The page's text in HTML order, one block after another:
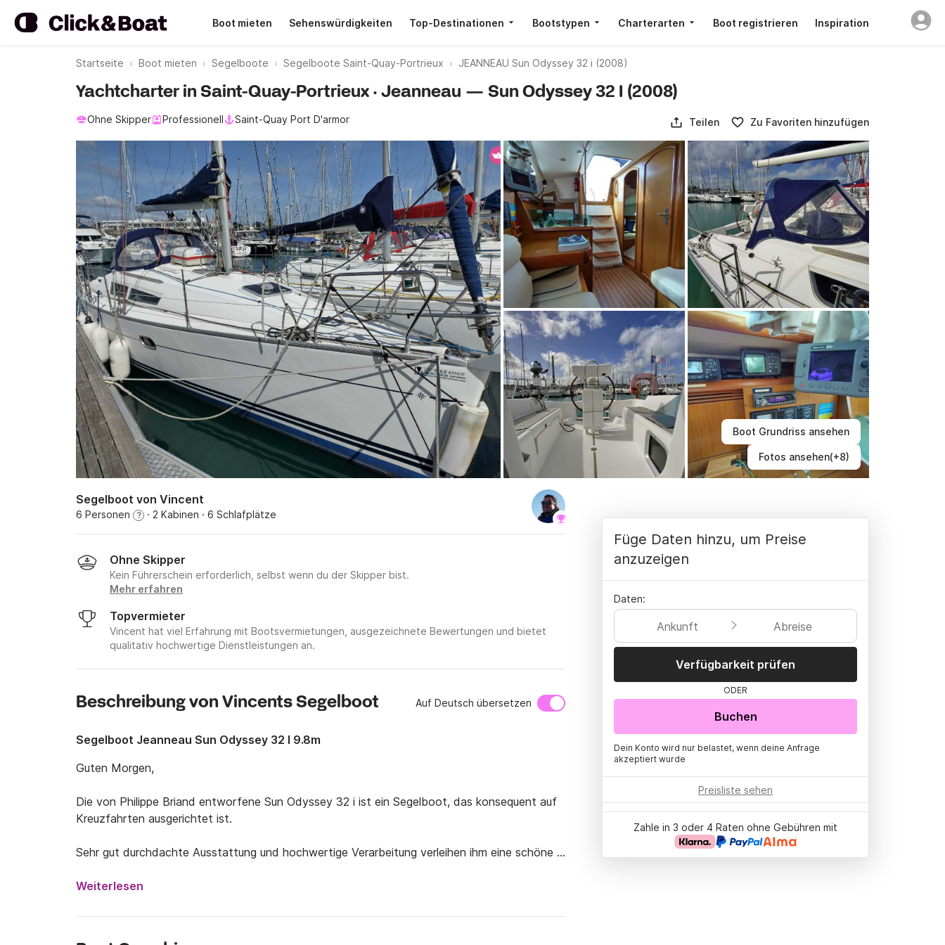
Boot mieten Sehenswürdigkeiten Top-Destinationen Bootstypen Charterarten Boot registrieren Inspiration
Startseite Boot mieten Segelboote Segelboote Saint-Quay-Portrieux JEANNEAU Sun Odyssey 32 i (2008)
Boot Grundriss ansehen
Fotos ansehen(+8)
Yachtcharter in Saint-Quay-Portrieux · Jeanneau — Sun Odyssey 32 I (2008)
Ohne Skipper Professionell Saint-Quay Port D'armor Teilen Zu Favoriten hinzufügen
Segelboot von Vincent
6 Personen ? · 2 Kabinen · 6 Schlafplätze
Ohne Skipper
Kein Führerschein erforderlich, selbst wenn du der Skipper bist.
Mehr erfahren
Topvermieter
Vincent hat viel Erfahrung mit Bootsvermietungen, ausgezeichnete Bewertungen und bietet
qualitativ hochwertige Dienstleistungen an.
Beschreibung von Vincents Segelboot Auf Deutsch übersetzen
Segelboot Jeanneau Sun Odyssey 32 I 9.8m
Guten Morgen,
Die von Philippe Briand entworfene Sun Odyssey 32 i ist ein Segelboot, das konsequent auf
Kreuzfahrten ausgerichtet ist.
Sehr gut durchdachte Ausstattung und hochwertige Verarbeitung verleihen ihm eine schöne
Urlaub gerne verbringen werden.
Weiterlesen
Füge Daten hinzu, um Preise
anzuzeigen
Daten:
Ankunft Abreise
Verfügbarkeit prüfen
ODER
Buchen
Dein Konto wird nur belastet, wenn deine Anfrage
akzeptiert wurde
Preisliste sehen
Zahle in 3 oder 4 Raten ohne Gebühren mit